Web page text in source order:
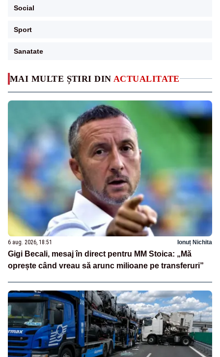
MAI MULTE ȘTIRI DIN ACTUALITATE
6 aug. 2026, 18:51 Ionuț Nichita
Gigi Becali, mesaj în direct pentru MM Stoica: „Mă
oprește când vreau să arunc milioane pe transferuri”
Social
Sport
Sanatate